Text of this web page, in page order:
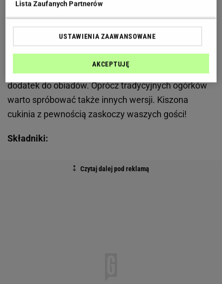
idealna na lato
Przetwory z cukinii - przygotuj kiszonki
Kiszone warzywa to przede wszystkim świetny
dodatek do obiadów. Oprócz tradycyjnych ogórków
warto spróbować także innych wersji. Kiszona
cukinia z pewnością zaskoczy waszych gości!
Składniki:
Lista Zaufanych Partnerów
USTAWIENIA ZAAWANSOWANE
AKCEPTUJĘ